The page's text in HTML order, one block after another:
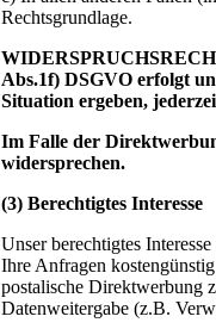
Rechtsgrundlage.
Abs.1f) DSGVO erfolgt
Situation ergeben,
Im Falle der
widersprechen.
(3) Berechtigtes Interesse
Unser berechtigtes
Ihre Anfragen
postalische Direktwerbung
Datenweitergabe (z.B.